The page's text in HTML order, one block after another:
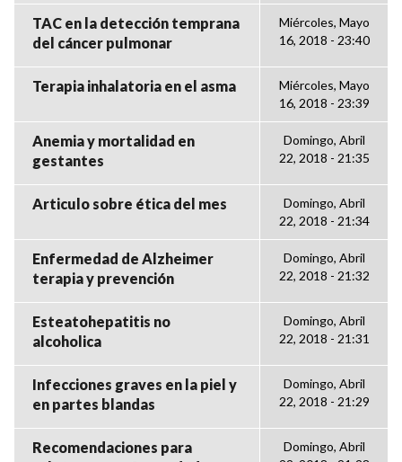
TAC en la detección temprana
del cáncer pulmonar
Miércoles, Mayo
16, 2018 - 23:40
Terapia inhalatoria en el asma
Miércoles, Mayo
16, 2018 - 23:39
Anemia y mortalidad en
gestantes
Domingo, Abril
22, 2018 - 21:35
Articulo sobre ética del mes
Domingo, Abril
22, 2018 - 21:34
Enfermedad de Alzheimer
terapia y prevención
Domingo, Abril
22, 2018 - 21:32
Esteatohepatitis no
alcoholica
Domingo, Abril
22, 2018 - 21:31
Infecciones graves en la piel y
en partes blandas
Domingo, Abril
22, 2018 - 21:29
Recomendaciones para
Domingo, Abril